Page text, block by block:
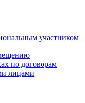
участником
по договорам
лицами